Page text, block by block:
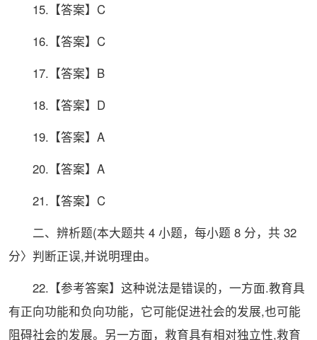
15.【答案】C
16.【答案】C
17.【答案】B
18.【答案】D
19.【答案】A
20.【答案】A
21.【答案】C
二、辨析题(本大题共 4 小题，每小题 8 分，共 32
分〉判断正误,并说明理由。
22.【参考答案】这种说法是错误的，一方面.教育具
有正向功能和负向功能，它可能促进社会的发展,也可能
阻碍社会的发展。另一方面，救育具有相对独立性,救育